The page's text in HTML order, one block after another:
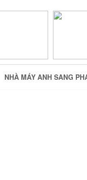
NHÀ MÁY ANH SANG